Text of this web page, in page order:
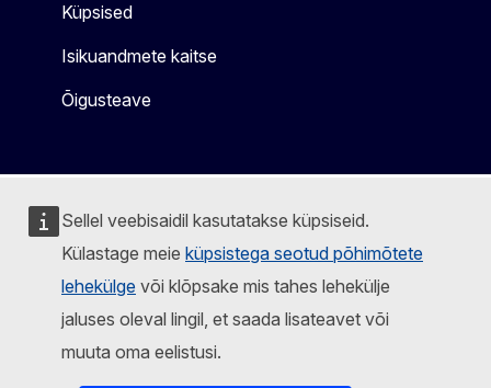
Sellel veebisaidil kasutatakse küpsiseid.
Külastage meie küpsistega seotud põhimõtete
lehekülge või klõpsake mis tahes lehekülje
jaluses oleval lingil, et saada lisateavet või
muuta oma eelistusi.
Küpsised
Isikuandmete kaitse
Õigusteave